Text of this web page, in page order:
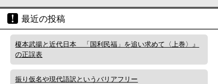
最近の投稿
榎本武揚と近代日本 「国利民福」を追い求めて〈上巻〉』
の正誤表
振り仮名や現代語訳というバリアフリー